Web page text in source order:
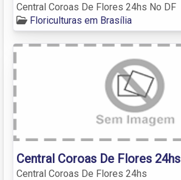
Central Coroas De Flores 24hs No DF
Floriculturas em Brasília
Central Coroas De Flores 24hs
Central Coroas De Flores 24hs